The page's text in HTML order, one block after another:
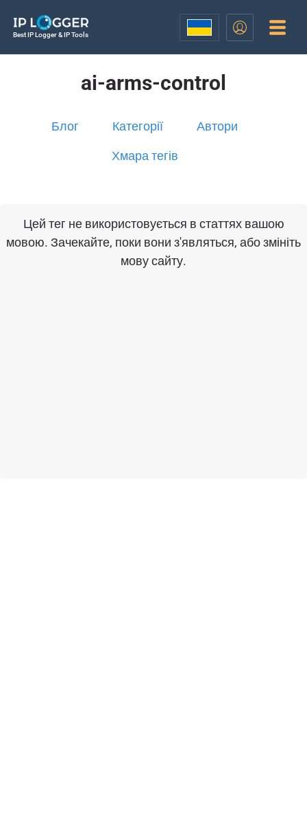
Best IP Logger & IP Tools
ai-arms-control
Блог Категорії Автори
Хмара тегів